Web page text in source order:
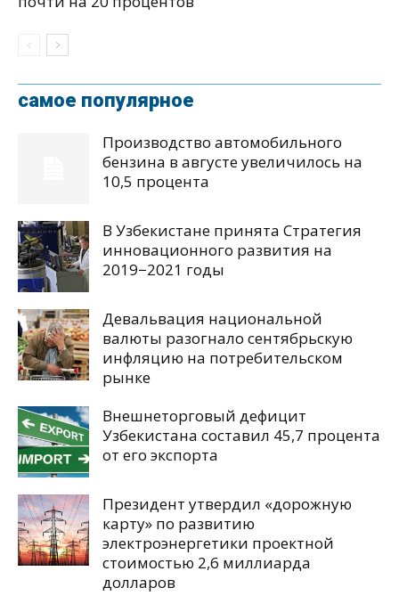
самое популярное
Производство автомобильного
бензина в августе увеличилось на
10,5 процента
В Узбекистане принята Стратегия
инновационного развития на
2019−2021 годы
Девальвация национальной
валюты разогнало сентябрьскую
инфляцию на потребительском
рынке
Внешнеторговый дефицит
Узбекистана составил 45,7 процента
от его экспорта
Президент утвердил «дорожную
карту» по развитию
электроэнергетики проектной
стоимостью 2,6 миллиарда
долларов